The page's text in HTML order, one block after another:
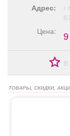
Адрес:
г
Цена:
В
ТОВАРЫ, СКИДКИ,